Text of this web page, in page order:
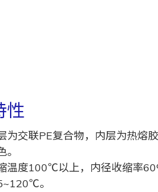
性
为交联PE复合物，内层为热熔胶
温度100℃以上，内径收缩率
。